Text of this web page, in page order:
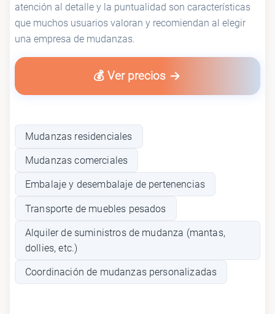
atención al detalle y la puntualidad son características
que muchos usuarios valoran y recomiendan al elegir
una empresa de mudanzas.
💰 Ver precios
Mudanzas residenciales
Mudanzas comerciales
Embalaje y desembalaje de pertenencias
Transporte de muebles pesados
Alquiler de suministros de mudanza (mantas,
dollies, etc.)
Coordinación de mudanzas personalizadas